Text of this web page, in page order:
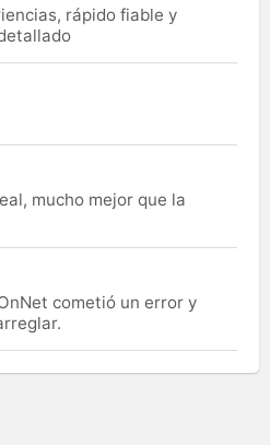
rápido fiable y
mucho mejor que la
cometió un error y